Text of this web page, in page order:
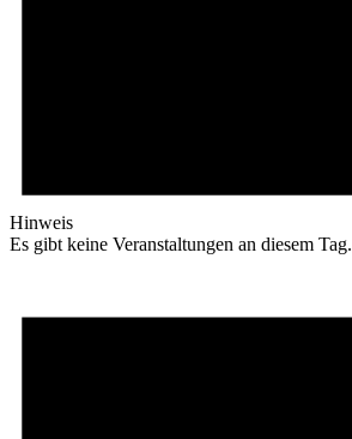
Hinweis
Es gibt keine Veranstaltungen an diesem Tag.